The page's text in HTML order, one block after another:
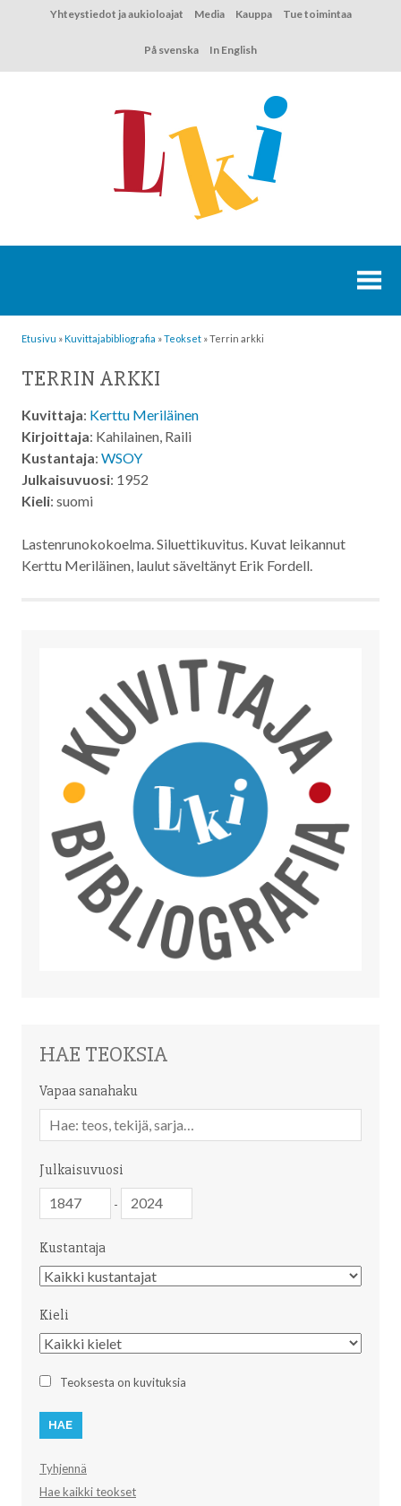
Yhteystiedot ja aukioloajat Media Kauppa Tue toimintaa
På svenska In English
Etusivu »Kuvittaja­bibliografia »Teokset »Terrin arkki
TERRIN ARKKI
Kuvittaja: Kerttu Meriläinen
Kirjoittaja: Kahilainen, Raili
Kustantaja: WSOY
Julkaisuvuosi: 1952
Kieli: suomi
Lastenrunokokoelma. Siluettikuvitus. Kuvat leikannut
Kerttu Meriläinen, laulut säveltänyt Erik Fordell.
HAE TEOKSIA
Vapaa sanahaku
sanahaku
Julkaisuvuosi
-
Kustantaja
Kustantaja
Kieli
Kieli
Teoksesta on kuvituksia
Tyhjennä
Hae kaikki teokset